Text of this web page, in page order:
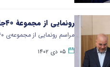
رونمایی از مجموعۀ ۴۰جلدی «ره‌نامه»
مراسم رونمایی از مجموعه‌ی ۴۰ جلدی «ره نامه» تازه‌ترین آثر انتشارات انقلاب اسلامی وابسته به دفتر حفظ و نشر آثار حضرت…
۰۵ دی ۱۴۰۲